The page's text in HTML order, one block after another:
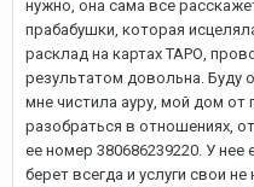
нужно, она сама все
прабабушки, которая
расклад на картах ТАРО,
результатом довольна. Буду
мне чистила ауру, мой дом от
разобраться в отношениях,
ее номер 380686239220. У нее
берет всегда и услуги свои